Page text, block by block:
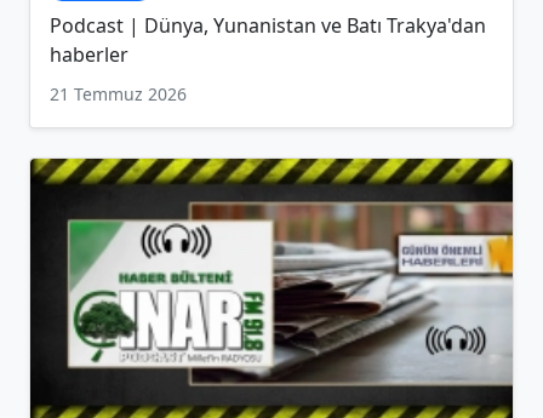
Podcast | Dünya, Yunanistan ve Batı Trakya'dan
haberler
21 Temmuz 2026